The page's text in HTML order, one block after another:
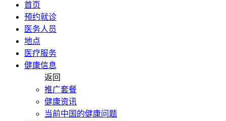
首页
预约就诊
医务人员
地点
医疗服务
健康信息
返回
推广套餐
健康资讯
当前中国的健康问题